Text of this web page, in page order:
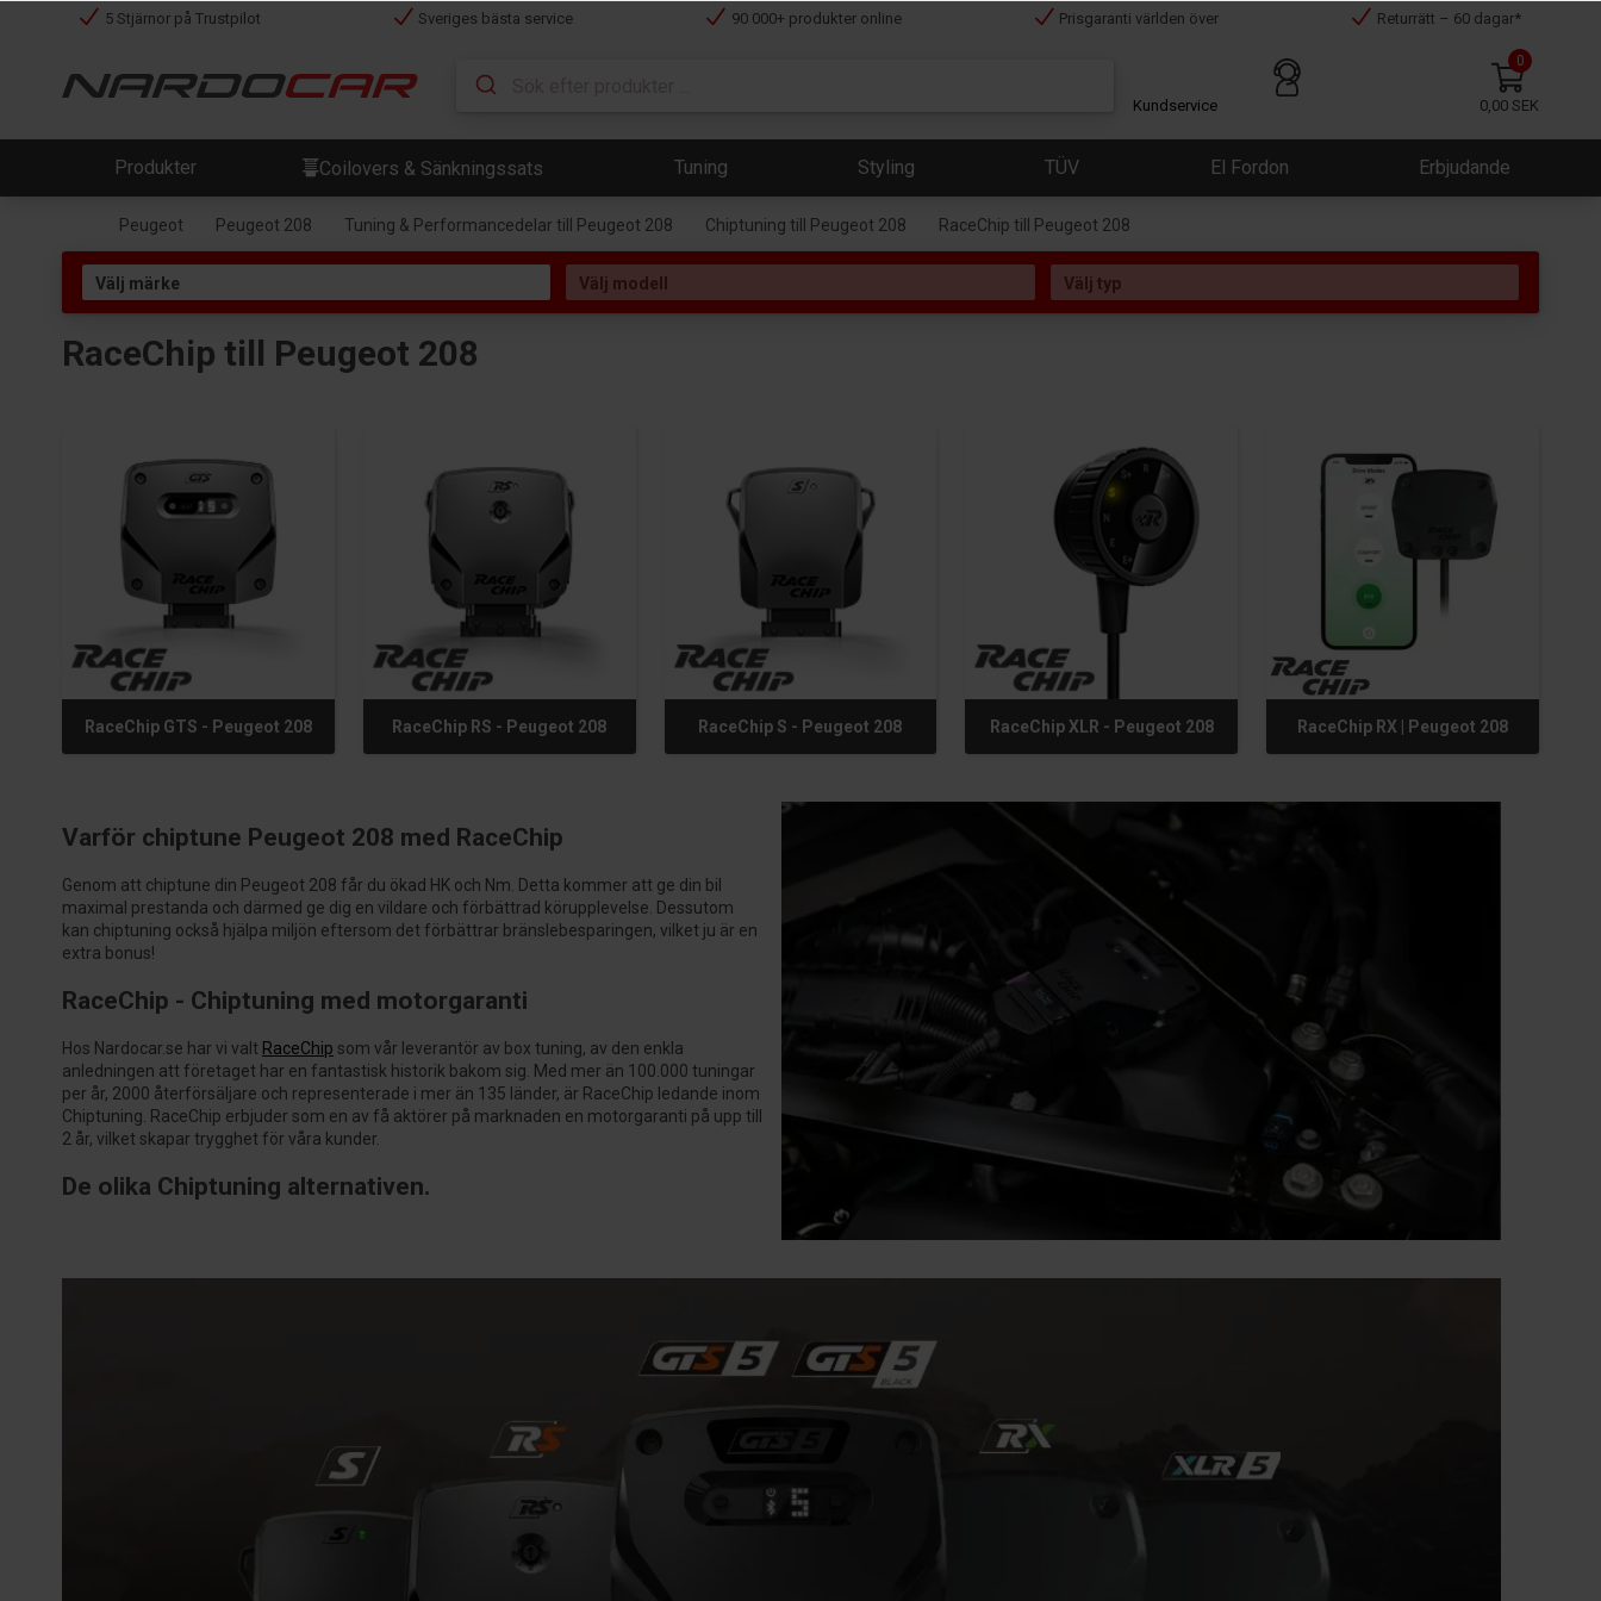
5 Stjärnor på Trustpilot Sveriges bästa service 90 000+ produkter online Prisgaranti världen över Returrätt – 60 dagar*
Kundservice
0
0,00 SEK
Produkter Coilovers & Sänkningssats Tuning Styling TÜV El Fordon Erbjudande
Peugeot Peugeot 208 Tuning & Performancedelar till Peugeot 208 Chiptuning till Peugeot 208 RaceChip till Peugeot 208
RaceChip till Peugeot 208
RaceChip GTS - Peugeot 208 RaceChip RS - Peugeot 208 RaceChip S - Peugeot 208 RaceChip XLR - Peugeot 208 RaceChip RX | Peugeot 208
Varför chiptune Peugeot 208 med RaceChip
Genom att chiptune din Peugeot 208 får du ökad HK och Nm. Detta kommer att ge din bil
maximal prestanda och därmed ge dig en vildare och förbättrad körupplevelse. Dessutom
kan chiptuning också hjälpa miljön eftersom det förbättrar bränslebesparingen, vilket ju är en
extra bonus!
RaceChip - Chiptuning med motorgaranti
Hos Nardocar.se har vi valt RaceChip som vår leverantör av box tuning, av den enkla
anledningen att företaget har en fantastisk historik bakom sig. Med mer än 100.000 tuningar
per år, 2000 återförsäljare och representerade i mer än 135 länder, är RaceChip ledande inom
Chiptuning. RaceChip erbjuder som en av få aktörer på marknaden en motorgaranti på upp till
2 år, vilket skapar trygghet för våra kunder.
De olika Chiptuning alternativen.